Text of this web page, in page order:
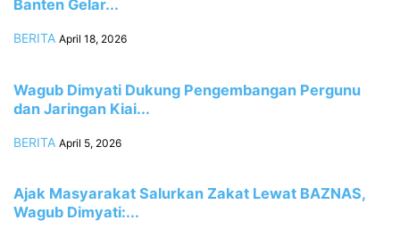
Banten Gelar...
BERITA April 18, 2026
Wagub Dimyati Dukung Pengembangan Pergunu
dan Jaringan Kiai...
BERITA April 5, 2026
Ajak Masyarakat Salurkan Zakat Lewat BAZNAS,
Wagub Dimyati:...